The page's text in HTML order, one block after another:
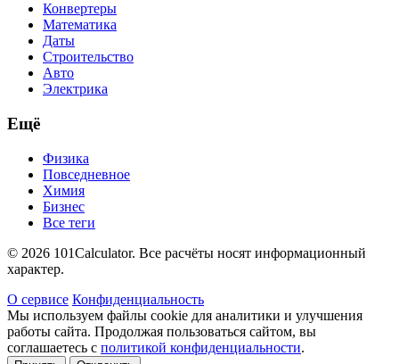
Конвертеры
Математика
Даты
Строительство
Авто
Электрика
Ещё
Физика
Повседневное
Химия
Бизнес
Все теги
© 2026 101Calculator. Все расчёты носят информационный
характер.
О сервисе Конфиденциальность
Мы используем файлы cookie для аналитики и улучшения
работы сайта. Продолжая пользоваться сайтом, вы
соглашаетесь с политикой конфиденциальности.